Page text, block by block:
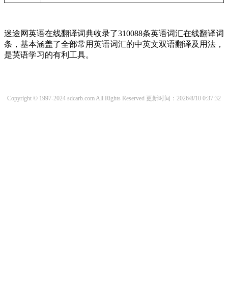
迷途网英语在线翻译词典收录了310088条英语词汇在线翻译词
条，基本涵盖了全部常用英语词汇的中英文双语翻译及用法，
是英语学习的有利工具。
Copyright © 1997-2024 sdcarb.com All Rights Reserved 更新时间：2026/8/10 0:37:32